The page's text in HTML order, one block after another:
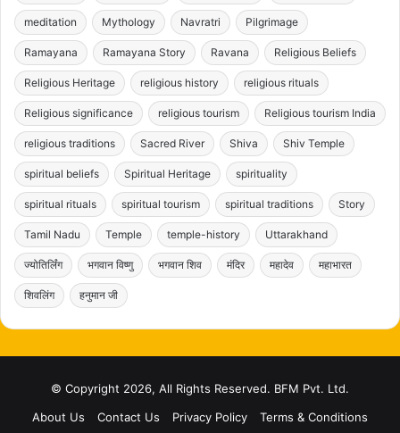
meditation Mythology Navratri Pilgrimage
Ramayana Ramayana Story Ravana Religious Beliefs
Religious Heritage religious history religious rituals
Religious significance religious tourism Religious tourism India
religious traditions Sacred River Shiva Shiv Temple
spiritual beliefs Spiritual Heritage spirituality
spiritual rituals spiritual tourism spiritual traditions Story
Tamil Nadu Temple temple-history Uttarakhand
ज्योतिर्लिंग भगवान विष्णु भगवान शिव मंदिर महादेव महाभारत
शिवलिंग हनुमान जी
© Copyright 2026, All Rights Reserved. BFM Pvt. Ltd.
About Us
Contact Us Privacy Policy Terms & Conditions